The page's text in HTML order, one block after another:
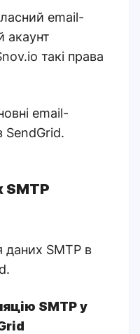
email-
акаунт
такі права
email-
SendGrid.
SMTP
даних SMTP в
SMTP у